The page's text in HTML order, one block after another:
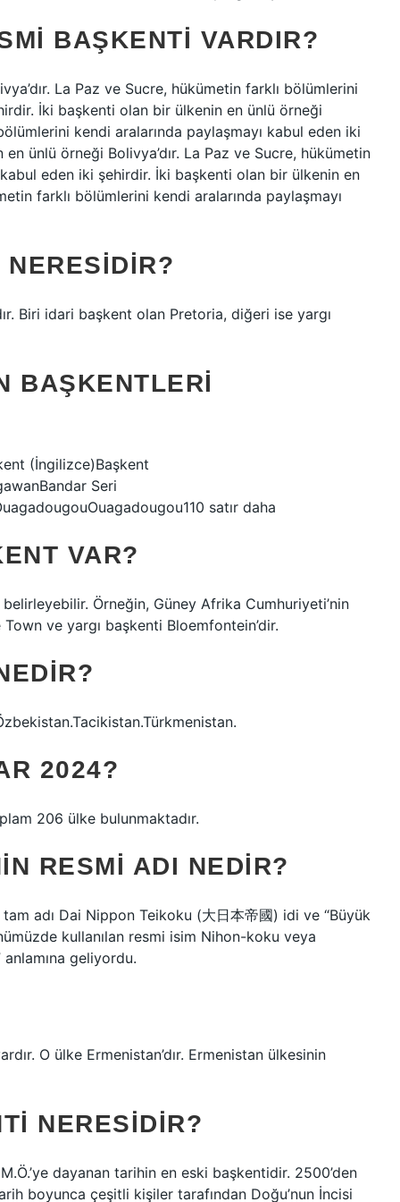
BAŞKENTI VARDIR?
La Paz ve Sucre, hükümetin farklı bölümlerini
İki başkenti olan bir ülkenin en ünlü örneği
kendi aralarında paylaşmayı kabul eden iki
ünlü örneği Bolivya’dır. La Paz ve Sucre, hükümetin
eden iki şehirdir. İki başkenti olan bir ülkenin en
farklı bölümlerini kendi aralarında paylaşmayı
Biri idari başkent olan Pretoria, diğeri ise yargı
BAŞKENTLERI
(İngilizce)Başkent
Seri
satır daha
VAR?
Örneğin, Güney Afrika Cumhuriyeti’nin
ve yargı başkenti Bloemfontein’dir.
2024?
206 ülke bulunmaktadır.
RESMI ADI NEDIR?
tam adı Dai Nippon Teikoku (大日本帝國) idi ve “Büyük
kullanılan resmi isim Nihon-koku veya
geliyordu.
O ülke Ermenistan’dır. Ermenistan ülkesinin
NERESIDIR?
dayanan tarihin en eski başkentidir. 2500’den
boyunca çeşitli kişiler tarafından Doğu’nun İncisi